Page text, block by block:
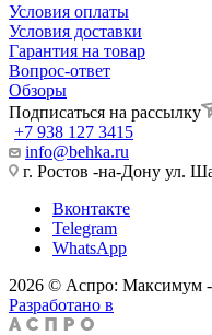
Условия оплаты
Условия доставки
Гарантия на товар
Вопрос-ответ
Обзоры
Подписаться на рассылку
+7 938 127 3415
info@behka.ru
г. Ростов -на-Дону ул.
Вконтакте
Telegram
WhatsApp
2026 © Аспро: Максимум -
Разработано в